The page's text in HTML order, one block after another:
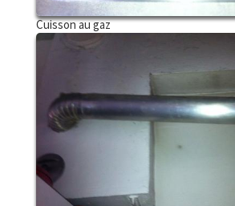
Cuisson au gaz